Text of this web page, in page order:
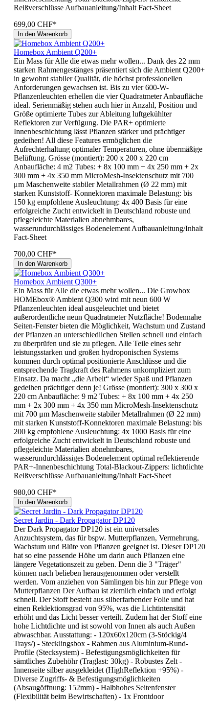
Reißverschlüsse Aufbauanleitung/Inhalt Fact-Sheet
699,00 CHF*
In den Warenkorb
Homebox Ambient Q200+
Ein Mass für Alle die etwas mehr wollen... Dank des 22 mm
starken Rahmengestänges präsentiert sich die Ambient Q200+
in gewohnt stabiler Qualität, die höchst professionellen
Anforderungen gewachsen ist. Bis zu vier 600-W-
Pflanzenleuchten erhellen die vier Quadratmeter Anbaufläche
ideal. Serienmäßig stehen auch hier in Anzahl, Position und
Größe optimierte Tubes zur Ableitung luftgekühlter
Reflektoren zur Verfügung. Die PAR+ optimierte
Innenbeschichtung lässt Pflanzen stärker und prächtiger
gedeihen! All diese Features ermöglichen die
Aufrechterhaltung optimaler Temperaturen, ohne übermäßige
Belüftung. Grösse (montiert): 200 x 200 x 220 cm
Anbaufläche: 4 m2 Tubes: + 8x 100 mm + 4x 250 mm + 2x
300 mm + 4x 350 mm MicroMesh-Insektenschutz mit 700
μm Maschenweite stabiler Metallrahmen (Ø 22 mm) mit
starken Kunststoff- Konnektoren maximale Belastung: bis
150 kg empfohlene Ausleuchtung: 4x 400 Basis für eine
erfolgreiche Zucht entwickelt in Deutschland robuste und
pflegeleichte Materialien abnehmbares,
wasserundurchlässiges Bodenelement Aufbauanleitung/Inhalt
Fact-Sheet
700,00 CHF*
In den Warenkorb
Homebox Ambient Q300+
Ein Mass für Alle die etwas mehr wollen... Die Growbox
HOMEbox® Ambient Q300 wird mit neun 600 W
Pflanzenleuchten ideal ausgeleuchtet und bietet
außerordentliche neun Quadratmeter Nutzfläche! Bodennahe
Seiten-Fenster bieten die Möglichkeit, Wachstum und Zustand
der Pflanzen an unterschiedlichen Stellen schnell und einfach
zu überprüfen und sie zu pflegen. Alle Teile eines sehr
leistungsstarken und großen hydroponischen Systems
kommen durch optimal positionierte Anschlüsse und die
entsprechende Tragkraft des Rahmens unkompliziert zum
Einsatz. Da macht „die Arbeit“ wieder Spaß und Pflanzen
gedeihen prächtiger denn je! Grösse (montiert): 300 x 300 x
220 cm Anbaufläche: 9 m2 Tubes: + 8x 100 mm + 4x 250
mm + 2x 300 mm + 4x 350 mm MicroMesh-Insektenschutz
mit 700 μm Maschenweite stabiler Metallrahmen (Ø 22 mm)
mit starken Kunststoff-Konnektoren maximale Belastung: bis
200 kg empfohlene Ausleuchtung: 4x 1000 Basis für eine
erfolgreiche Zucht entwickelt in Deutschland robuste und
pflegeleichte Materialien abnehmbares,
wasserundurchlässiges Bodenelement optimal reflektierende
PAR+-Innenbeschichtung Total-Blackout-Zippers: lichtdichte
Reißverschlüsse Aufbauanleitung/Inhalt Fact-Sheet
980,00 CHF*
In den Warenkorb
Secret Jardin - Dark Propagator DP120
Der Dark Propagator DP120 ist ein universales
Anzuchtsystem, das für bspw. Mutterpflanzen, Vermehrung,
Wachstum und Blüte von Pflanzen geeignet ist. Dieser DP120
hat so eine passende Höhe um darin auch Pflanzen eine
längere Vegetationszeit zu geben. Denn die 3 "Träger"
können nach belieben herausgenommen oder verstellt
werden. Vom anziehen von Sämlingen bis hin zur Pflege von
Mutterpflanzen Der Aufbau ist ziemlich einfach und erfolgt
schnell. Der Stoff besteht aus silberfarbender Folie und hat
einen Reklektionsgrad von 95%, was die Lichtintensität
erhöht und das Licht besser verteilt. Zudem hat der Stoff eine
hohe Lichtdichte und ist sowohl von Innen als auch Außen
abwaschbar. Ausstattung: - 120x60x120cm (3-Stöckig/4
Trays/) - Stecklingsbox - Rahmen aus Aluminium-Rund-
Profile (Stecksystem) - Befestigungsmöglichkeiten für
sämtliches Zubehöhr (Traglast: 30kg) - Robustes Zelt -
Innenseite silber ausgekleidet (HighReflektion +95%) -
Diverse Zugriffs- & Befestigungsmöglichkeiten
(Absaugöffnung: 152mm) - Halbhohes Seitenfenster
(Flexibilität beim Bewirtschaften) - 1x Frontdoor